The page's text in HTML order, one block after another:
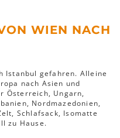
WIEN NACH
Istanbul gefahren. Alleine
nach Asien und
Österreich, Ungarn,
Nordmazedonien,
Schlafsack, Isomatte
zu Hause.